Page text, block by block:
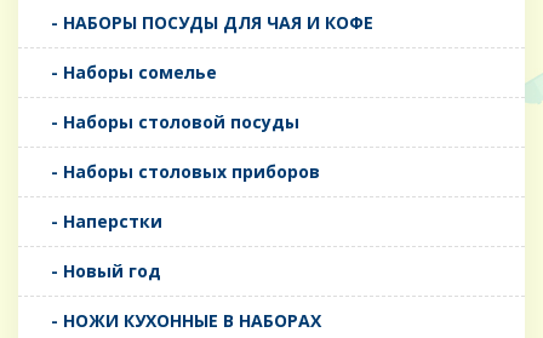
- НАБОРЫ ПОСУДЫ ДЛЯ ЧАЯ И КОФЕ
- Наборы сомелье
- Наборы столовой посуды
- Наборы столовых приборов
- Наперстки
- Новый год
- НОЖИ КУХОННЫЕ В НАБОРАХ